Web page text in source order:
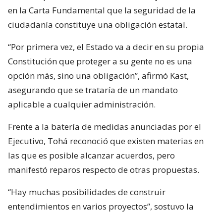
en la Carta Fundamental que la seguridad de la
ciudadanía constituye una obligación estatal.
“Por primera vez, el Estado va a decir en su propia
Constitución que proteger a su gente no es una
opción más, sino una obligación”, afirmó Kast,
asegurando que se trataría de un mandato
aplicable a cualquier administración.
Frente a la batería de medidas anunciadas por el
Ejecutivo, Tohá reconoció que existen materias en
las que es posible alcanzar acuerdos, pero
manifestó reparos respecto de otras propuestas.
“Hay muchas posibilidades de construir
entendimientos en varios proyectos”, sostuvo la